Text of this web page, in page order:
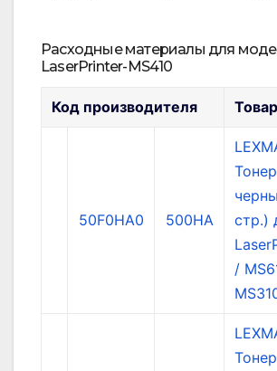
Расходные материалы для
LaserPrinter-MS410
Код производителя Товар
50F0HA0 500HA
стр.)
/